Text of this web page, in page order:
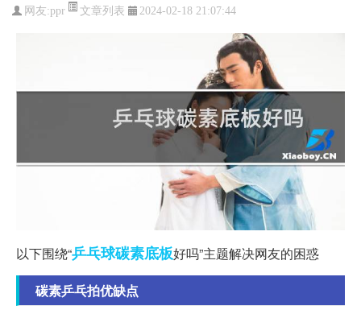
网友:ppr 文章列表 2024-02-18 21:07:44
以下围绕“乒乓球碳素底板好吗”主题解决网友的困惑
碳素乒乓拍优缺点